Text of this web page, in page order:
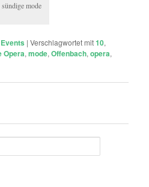
mode
Events |Verschlagwortet mit10,
Opera,mode,Offenbach,opera,